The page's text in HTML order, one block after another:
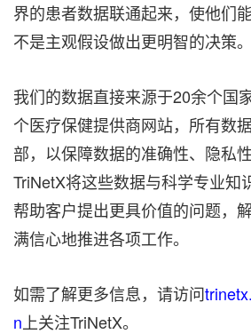
界的患者数据联通起来，使他们
不是主观假设做出更明智的决策。
我们的数据直接来源于20余个国
个医疗保健提供商网站，所有数
部，以保障数据的准确性、隐私
TriNetX将这些数据与科学专业知
帮助客户提出更具价值的问题，
满信心地推进各项工作。
如需了解更多信息，请访问
n 上关注TriNetX。